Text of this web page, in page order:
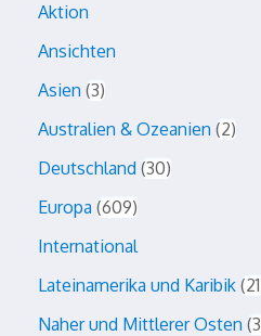
Aktion
Ansichten
Asien 3
Australien & Ozeanien 2
Deutschland 30
Europa 609
International
Lateinamerika und Karibik 21
Naher und Mittlerer Osten 3